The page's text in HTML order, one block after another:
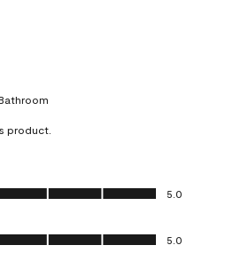
product.
out of 5
5.0
of 5
5.0